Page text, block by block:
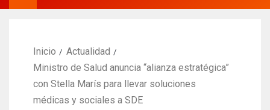
Inicio
Actualidad
Ministro de Salud anuncia “alianza estratégica”
con Stella Marís para llevar soluciones
médicas y sociales a SDE